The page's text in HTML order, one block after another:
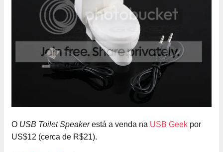
O USB Toilet Speakerestá a venda na USB Geek por
US$12 (cerca de R$21).